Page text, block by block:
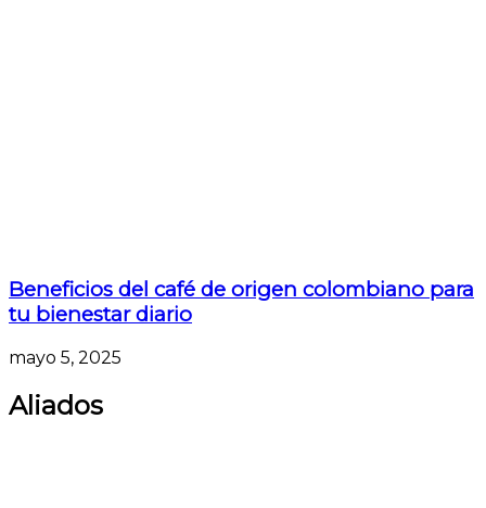
Beneficios del café de origen colombiano para
tu bienestar diario
mayo 5, 2025
Aliados